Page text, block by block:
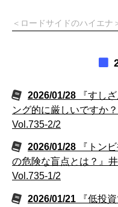
＜ロードサイドのハイエ
2026/01/28
『すし
ング的に厳しいですか
Vol.735-2/2
2026/01/28
『トン
の危険な盲点とは？』
Vol.735-1/2
2026/01/21
『低投